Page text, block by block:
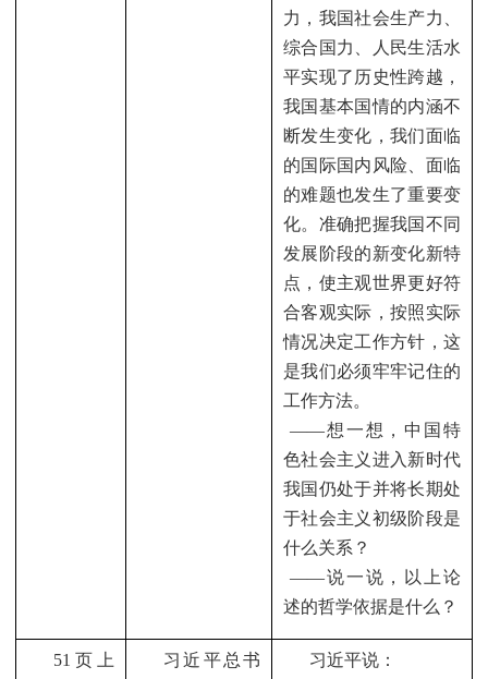
力，我国社会生产力、
综合国力、人民生活水
平实现了历史性跨越，
我国基本国情的内涵不
断发生变化，我们面临
的国际国内风险、面临
的难题也发生了重要变
化。准确把握我国不同
发展阶段的新变化新特
点，使主观世界更好符
合客观实际，按照实际
情况决定工作方针，这
是我们必须牢牢记住的
工作方法。
——想一想，中国特
色社会主义进入新时代
我国仍处于并将长期处
于社会主义初级阶段是
什么关系？
——说一说，以上论
述的哲学依据是什么？
51 页上
习近平总书
习近平说：